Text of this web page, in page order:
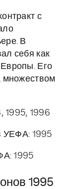
с
В
себя как
Его
множеством
1995, 1996
УЕФА: 1995
1995
1995